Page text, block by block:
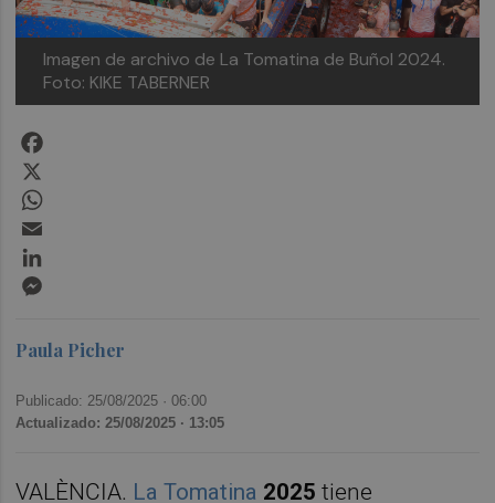
Imagen de archivo de La Tomatina de Buñol 2024.
Foto: KIKE TABERNER
Paula Picher
Publicado: 25/08/2025 ·06:00
Actualizado: 25/08/2025 · 13:05
VALÈNCIA. La Tomatina 2025 tiene